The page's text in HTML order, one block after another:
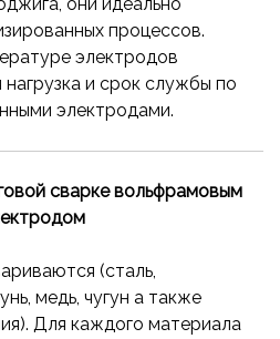
они идеально
процессов.
электродов
нагрузка и срок службы по
электродами.
сварке вольфрамовым
(сталь,
медь, чугун а также
Для каждого материала